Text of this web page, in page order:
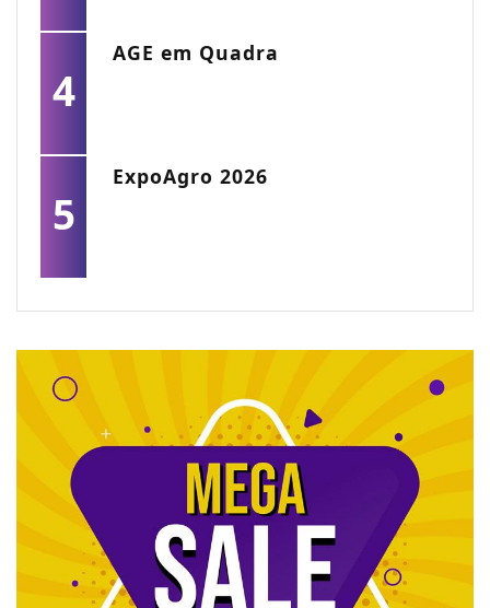
4
AGE em Quadra
5
ExpoAgro 2026